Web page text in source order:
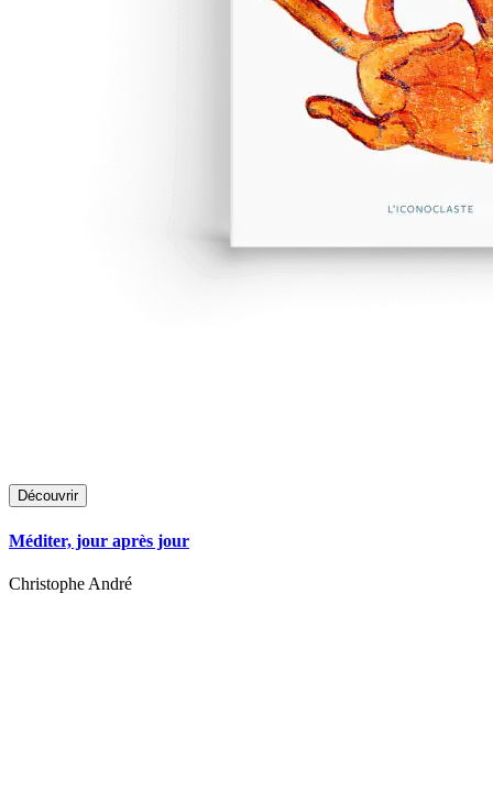
Découvrir
Méditer, jour après jour
Christophe André